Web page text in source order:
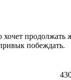
хочет продолжать
побеждать.